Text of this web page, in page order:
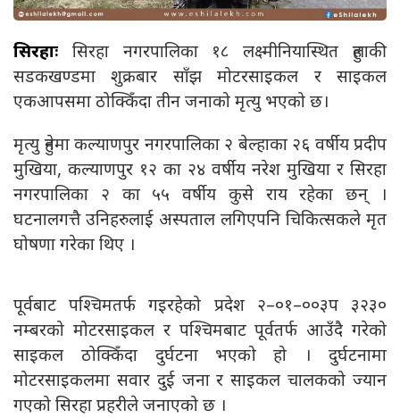
सिरहाः सिरहा नगरपालिका १८ लक्ष्मीनियास्थित हुलाकी
सडकखण्डमा शुक्रबार साँझ मोटरसाइकल र साइकल
एकआपसमा ठोक्किँदा तीन जनाको मृत्यु भएको छ।
मृत्यु हुनेमा कल्याणपुर नगरपालिका २ बेल्हाका २६ वर्षीय प्रदीप
मुखिया, कल्याणपुर १२ का २४ वर्षीय नरेश मुखिया र सिरहा
नगरपालिका २ का ५५ वर्षीय कुसे राय रहेका छन् ।
घटनालगत्तै उनिहरुलाई अस्पताल लगिएपनि चिकित्सकले मृत
घोषणा गरेका थिए ।
पूर्वबाट पश्चिमतर्फ गइरहेको प्रदेश २–०१–००३प ३२३०
नम्बरको मोटरसाइकल र पश्चिमबाट पूर्वतर्फ आउँदै गरेको
साइकल ठोक्किँदा दुर्घटना भएको हो । दुर्घटनामा
मोटरसाइकलमा सवार दुई जना र साइकल चालकको ज्यान
गएको सिरहा प्रहरीले जनाएको छ ।